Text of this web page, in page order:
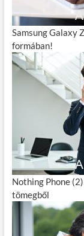
Samsung Galaxy
formában!
Nothing Phone
tömegből